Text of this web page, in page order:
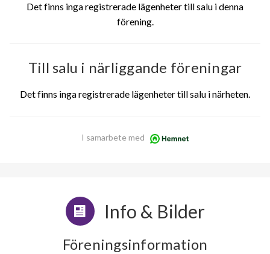
Det finns inga registrerade lägenheter till salu i denna
förening.
Till salu i närliggande föreningar
Det finns inga registrerade lägenheter till salu i närheten.
I samarbete med
Info & Bilder
Föreningsinformation